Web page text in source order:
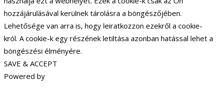
hozzájárulásával kerülnek tárolásra a böngészőjében.
Lehetősége van arra is, hogy leiratkozzon ezekről a cookie-
król. A cookie-k egy részének letiltása azonban hatással lehet a
böngészési élményére.
SAVE & ACCEPT
Powered by